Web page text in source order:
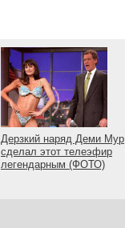
Дерзкий наряд Деми Мур
сделал этот телеэфир
легендарным (ФОТО)